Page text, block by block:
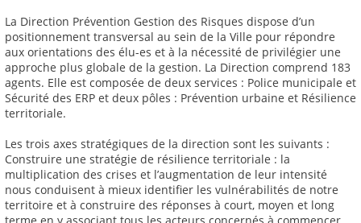
La Direction Prévention Gestion des Risques dispose d’un
positionnement transversal au sein de la Ville pour répondre
aux orientations des élu-es et à la nécessité de privilégier une
approche plus globale de la gestion. La Direction comprend 183
agents. Elle est composée de deux services : Police municipale et
Sécurité des ERP et deux pôles : Prévention urbaine et Résilience
territoriale.
Les trois axes stratégiques de la direction sont les suivants :
Construire une stratégie de résilience territoriale : la
multiplication des crises et l’augmentation de leur intensité
nous conduisent à mieux identifier les vulnérabilités de notre
territoire et à construire des réponses à court, moyen et long